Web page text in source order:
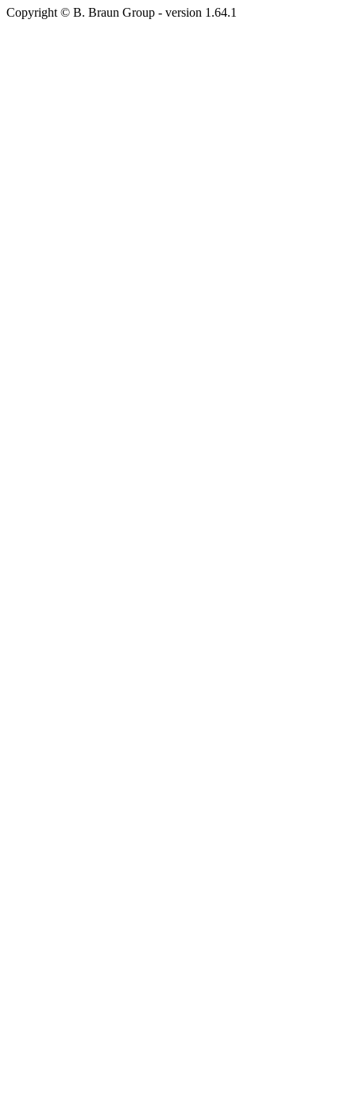
Copyright © B. Braun Group - version 1.64.1